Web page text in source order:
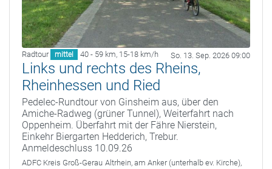
Radtour mittel 40 - 59 km, 15-18 km/h So. 13. Sep. 2026 09:00
Links und rechts des Rheins,
Rheinhessen und Ried
Pedelec-Rundtour von Ginsheim aus, über den
Amiche-Radweg (grüner Tunnel), Weiterfahrt nach
Oppenheim. Überfahrt mit der Fähre Nierstein,
Einkehr Biergarten Hedderich, Trebur.
Anmeldeschluss 10.09.26
ADFC Kreis Groß-Gerau Altrhein, am Anker (unterhalb ev. Kirche),